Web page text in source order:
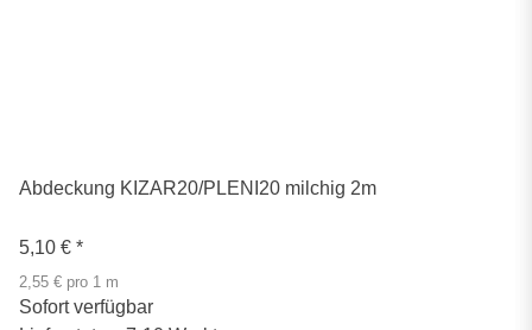
Abdeckung KIZAR20/PLENI20 milchig 2m
5,10 € *
2,55 € pro 1 m
Sofort verfügbar